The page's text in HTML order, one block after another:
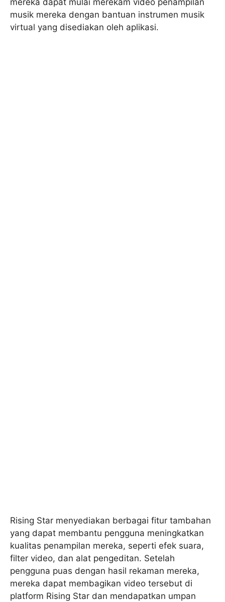
mereka dapat mulai merekam video penampilan
musik mereka dengan bantuan instrumen musik
virtual yang disediakan oleh aplikasi.
Rising Star menyediakan berbagai fitur tambahan
yang dapat membantu pengguna meningkatkan
kualitas penampilan mereka, seperti efek suara,
filter video, dan alat pengeditan. Setelah
pengguna puas dengan hasil rekaman mereka,
mereka dapat membagikan video tersebut di
platform Rising Star dan mendapatkan umpan